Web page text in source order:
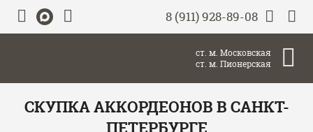
8 (911) 928-89-08
ст. м. Московская
ст. м. Пионерская
СКУПКА АККОРДЕОНОВ В САНКТ-
ПЕТЕРБУРГЕ